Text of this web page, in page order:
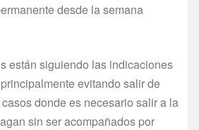
desde la semana
están siguiendo las indicaciones
evitando salir de
donde es necesario salir a la
sin ser acompañados por